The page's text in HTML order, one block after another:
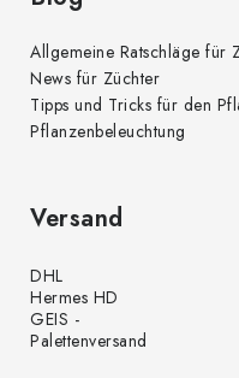
Allgemeine Ratschläge für
News für Züchter
Tipps und Tricks für den
Pflanzenbeleuchtung
Versand
DHL
Hermes HD
GEIS -
Palettenversand